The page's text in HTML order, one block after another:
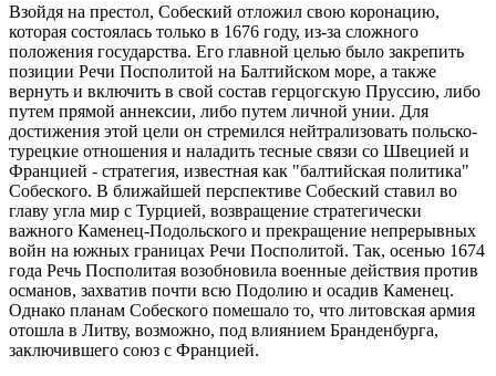
Взойдя на престол, Собеский отложил свою коронацию,
которая состоялась только в 1676 году, из-за сложного
положения государства. Его главной целью было закрепить
позиции Речи Посполитой на Балтийском море, а также
вернуть и включить в свой состав герцогскую Пруссию, либо
путем прямой аннексии, либо путем личной унии. Для
достижения этой цели он стремился нейтрализовать польско-
турецкие отношения и наладить тесные связи со Швецией и
Францией - стратегия, известная как "балтийская политика"
Собеского. В ближайшей перспективе Собеский ставил во
главу угла мир с Турцией, возвращение стратегически
важного Каменец-Подольского и прекращение непрерывных
войн на южных границах Речи Посполитой. Так, осенью 1674
года Речь Посполитая возобновила военные действия против
османов, захватив почти всю Подолию и осадив Каменец.
Однако планам Собеского помешало то, что литовская армия
отошла в Литву, возможно, под влиянием Бранденбурга,
заключившего союз с Францией.